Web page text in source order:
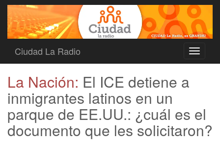
Toggle
Ciudad La Radio
La Nación: El ICE detiene a
inmigrantes latinos en un
parque de EE.UU.: ¿cuál es el
documento que les solicitaron?